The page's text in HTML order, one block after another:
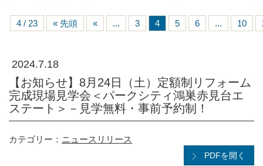
4 / 23 « 先頭 « ... 3 4 5 6 ... 10
2024.7.18
【お知らせ】8月24日（土）定額制リフォーム
完成現場見学会＜パークシティ鴻巣赤見台エ
ステート＞－見学無料・事前予約制！
カテゴリー： ニュースリリース
PDFを開く